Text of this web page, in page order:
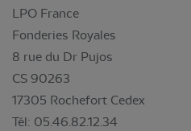
LPO France
Fonderies Royales
8 rue du Dr Pujos
CS 90263
17305 Rochefort Cedex
Tél: 05.46.82.12.34